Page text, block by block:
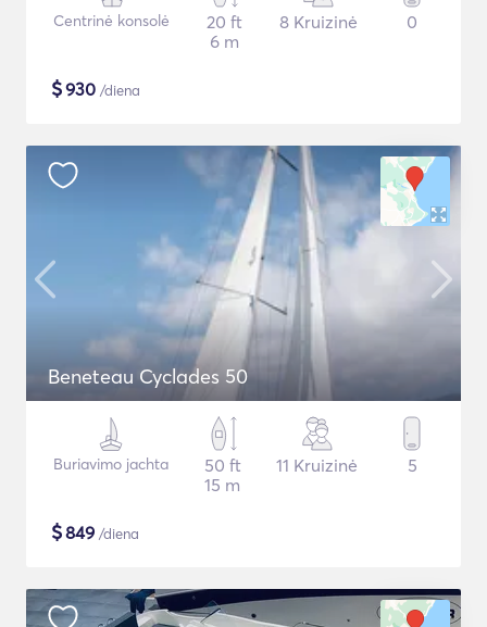
Centrinė konsolė
20 ft
6 m
8 Kruizinė 0
$930 /diena
Beneteau Cyclades 50
Buriavimo jachta
50 ft
15 m
11 Kruizinė 5
$849 /diena